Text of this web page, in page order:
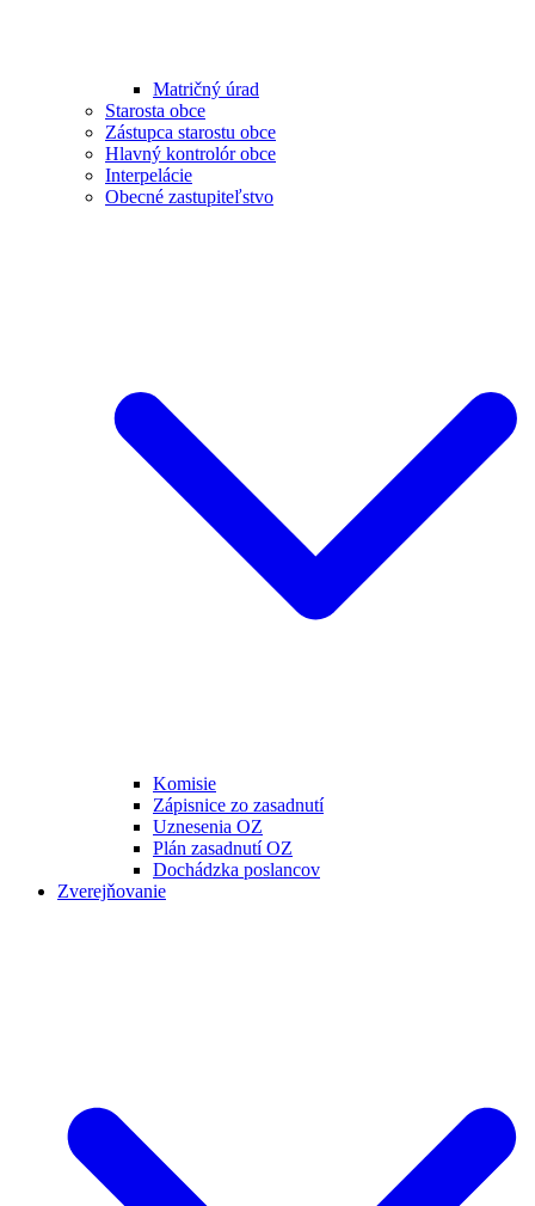
Matričný úrad
Starosta obce
Zástupca starostu obce
Hlavný kontrolór obce
Interpelácie
Obecné zastupiteľstvo
Komisie
Zápisnice zo zasadnutí
Uznesenia OZ
Plán zasadnutí OZ
Dochádzka poslancov
Zverejňovanie